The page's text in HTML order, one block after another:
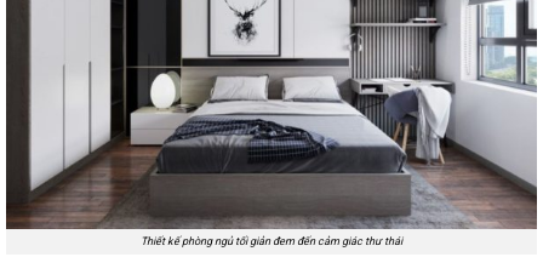
Thiết kế phòng ngủ tối giản đem đến cảm giác thư thái